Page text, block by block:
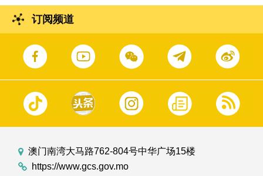
订阅频道
澳门南湾大马路762-804号中华广场15楼
https://www.gcs.gov.mo